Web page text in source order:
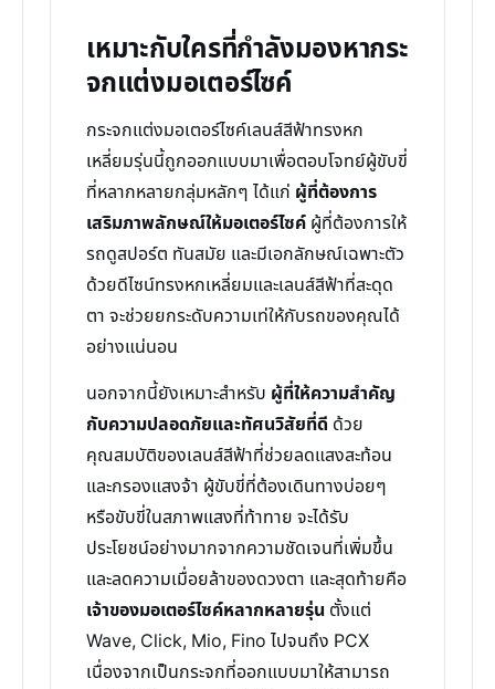
เหมาะกับใครที่กำลังมองหากระ
จกแต่งมอเตอร์ไซค์
กระจกแต่งมอเตอร์ไซค์เลนส์สีฟ้าทรงหก
เหลี่ยมรุ่นนี้ถูกออกแบบมาเพื่อตอบโจทย์ผู้ขับขี่
ที่หลากหลายกลุ่มหลักๆ ได้แก่ ผู้ที่ต้องการ
เสริมภาพลักษณ์ให้มอเตอร์ไซค์ ผู้ที่ต้องการให้
รถดูสปอร์ต ทันสมัย และมีเอกลักษณ์เฉพาะตัว
ด้วยดีไซน์ทรงหกเหลี่ยมและเลนส์สีฟ้าที่สะดุด
ตา จะช่วยยกระดับความเท่ให้กับรถของคุณได้
อย่างแน่นอน
นอกจากนี้ยังเหมาะสำหรับ ผู้ที่ให้ความสำคัญ
กับความปลอดภัยและทัศนวิสัยที่ดี ด้วย
คุณสมบัติของเลนส์สีฟ้าที่ช่วยลดแสงสะท้อน
และกรองแสงจ้า ผู้ขับขี่ที่ต้องเดินทางบ่อยๆ
หรือขับขี่ในสภาพแสงที่ท้าทาย จะได้รับ
ประโยชน์อย่างมากจากความชัดเจนที่เพิ่มขึ้น
และลดความเมื่อยล้าของดวงตา และสุดท้ายคือ
เจ้าของมอเตอร์ไซค์หลากหลายรุ่น ตั้งแต่
Wave, Click, Mio, Fino ไปจนถึง PCX
เนื่องจากเป็นกระจกที่ออกแบบมาให้สามารถ